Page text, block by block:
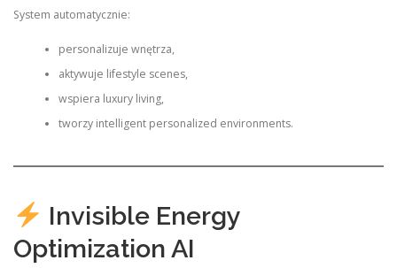
System automatycznie:
personalizuje wnętrza,
aktywuje lifestyle scenes,
wspiera luxury living,
tworzy intelligent personalized environments.
Invisible Energy
Optimization AI